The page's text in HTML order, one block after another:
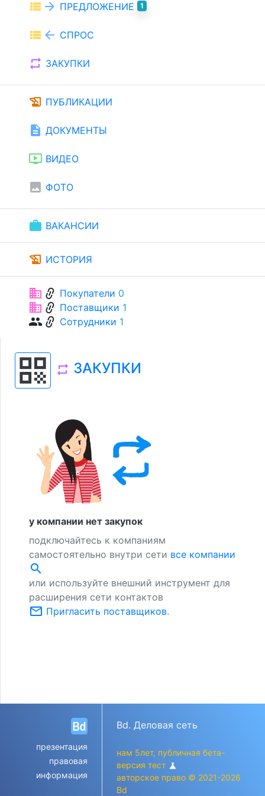
view_list arrow_forward ПРЕДЛОЖЕНИЕ 1
view_list arrow_back СПРОС
repeat ЗАКУПКИ
history_edu ПУБЛИКАЦИИ
description ДОКУМЕНТЫ
ondemand_video ВИДЕО
image ФОТО
work ВАКАНСИИ
history_edu ИСТОРИЯ
businesslink Покупатели 0
businesslink Поставщики 1
grouplink Сотрудники 1
qr_code repeat ЗАКУПКИ
у компании нет закупок
подключайтесь к компаниям
самостоятельно внутри сети все компании
search
или используйте внешний инструмент для
расширения сети контактов
mail_outline Пригласить поставщиков.
презентация
правовая
информация
Bd. Деловая сеть
нам 5лет, публичная бета-
версия тест science
авторское право © 2021-2026
Bd